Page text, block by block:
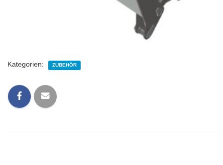
Kategorien: ZUBEHÖR